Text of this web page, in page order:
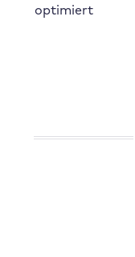
optimiert